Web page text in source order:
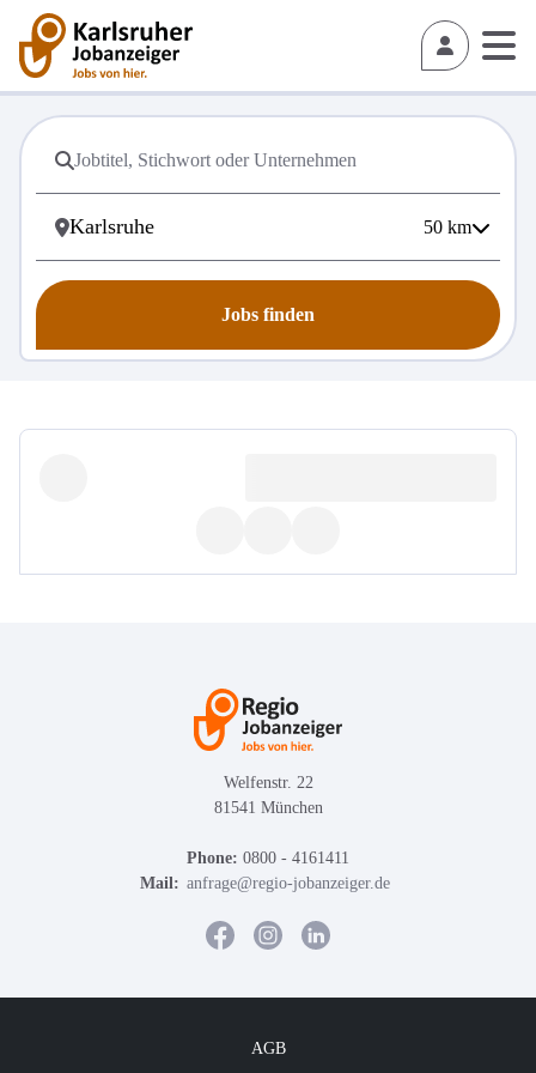
50 km
Jobs finden
Welfenstr. 22
81541 München
Phone: 0800 - 4161411
Mail: anfrage@regio-jobanzeiger.de
AGB